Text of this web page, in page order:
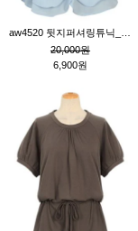
20,000원
6,900원